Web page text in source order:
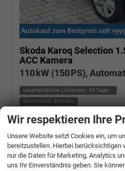
Skoda Karoq Selection
ACC Kamera
110 kW (150 PS),
unverbindliche Lieferzeit: 14 Tage
Moon-Weiß Metallic
Fahrzeugnr.: 506662
Benzin
Fahrzeug mit Tageszulassung
Verbrauch kombiniert:
6,20 l/100km
CO -Klasse:
E
CO2-Emissionen: 140,00 g/km
»
Wir respektieren Ihre
Unsere Website setzt Cookies ein, um
bereitzustellen. Hierbei berücksichtigen
nur die Daten für Marketing, Analytics
uns Ihr Einverständnis geben. Sie